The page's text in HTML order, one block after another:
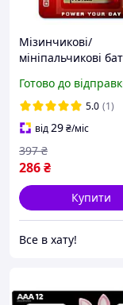
Мізинчикові/
мініпальчикові
Power Alkaline AAA
1.5V
Готово до
5.0 (1)
від29₴/міс
286₴
397 ₴
Купити
Все в хату!